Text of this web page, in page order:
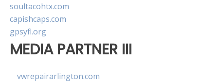
soultacohtx.com
capishcaps.com
gpsyfl.org
MEDIA PARTNER III
vwrepairarlington.com